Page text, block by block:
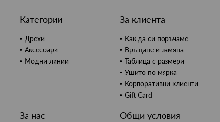
Категории
Дрехи
Аксесоари
Модни линии
За клиента
Как да си поръчаме
Връщане и замяна
Таблица с размери
Ушито по мярка
Корпоративни клиенти
Gift Card
За нас Общи условия